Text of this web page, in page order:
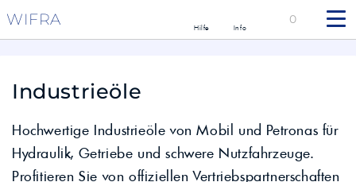
WIFRA Hilfe Info
0
Industrieöle
Hochwertige Industrieöle von Mobil und Petronas für
Hydraulik, Getriebe und schwere Nutzfahrzeuge.
Profitieren Sie von offiziellen Vertriebspartnerschaften